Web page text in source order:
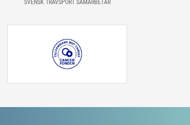
SVENSK TRAVSPORT SAMARBETAR